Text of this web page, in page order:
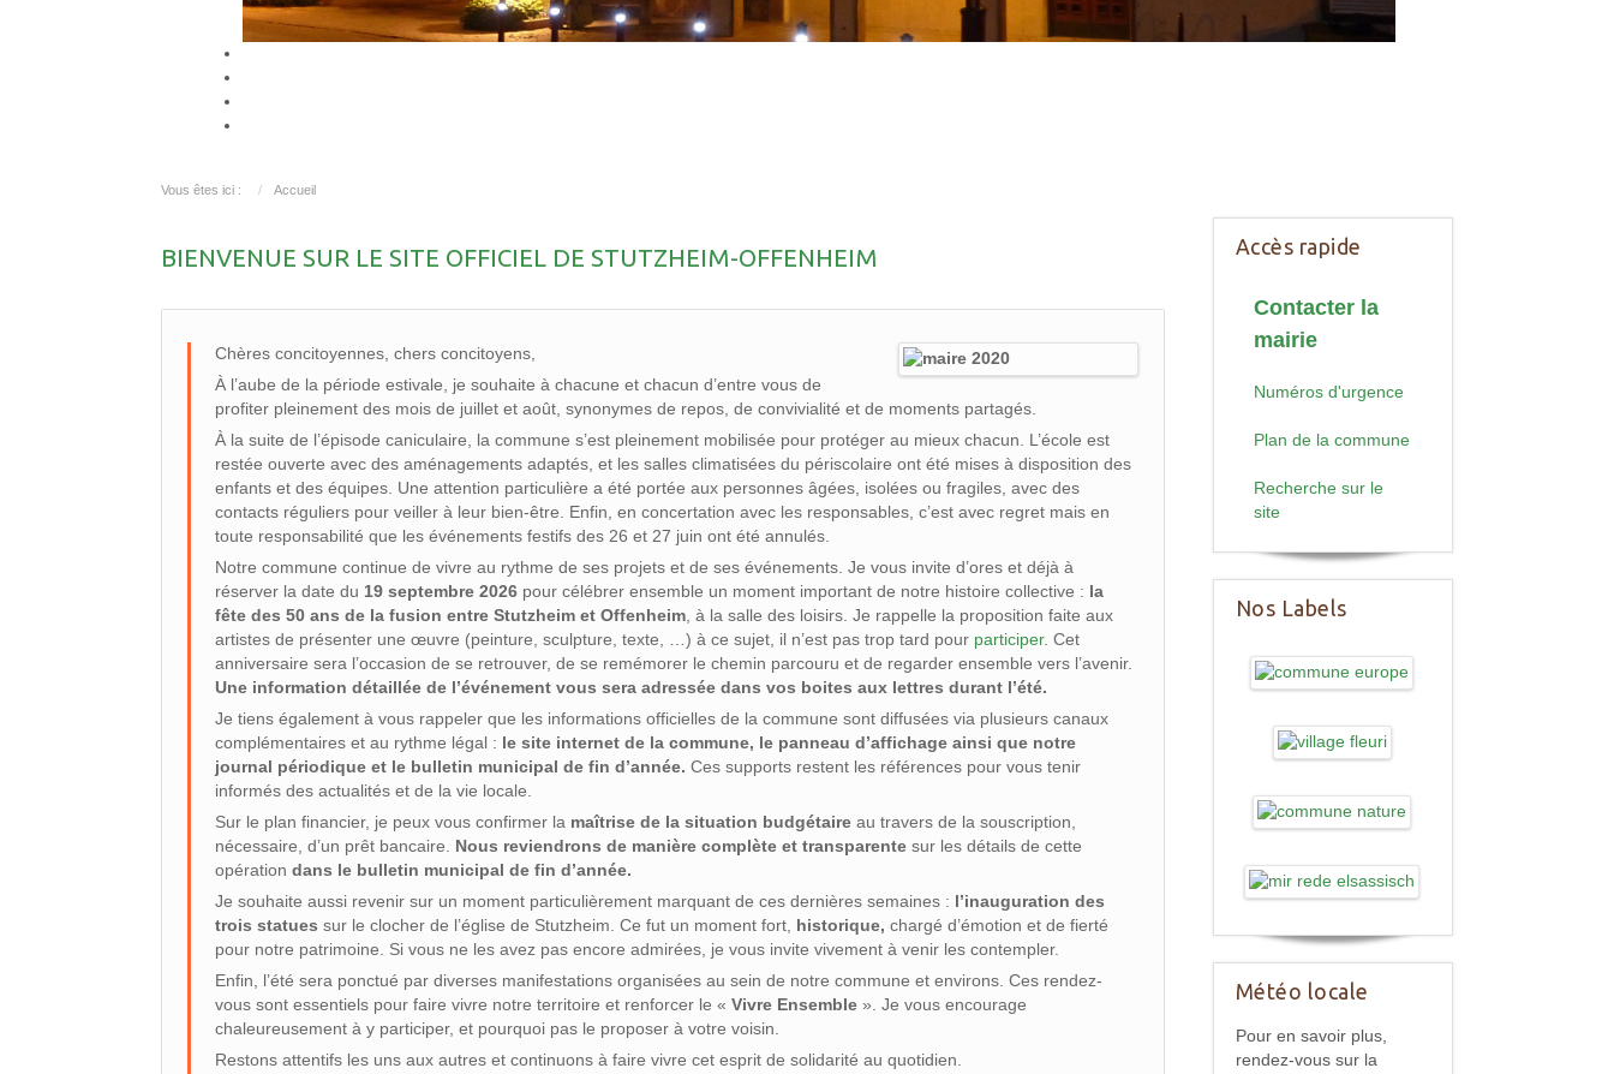
Vous êtes ici : Accueil
Accès rapide
Contacter la
mairie
Numéros d'urgence
Plan de la commune
Recherche sur le
site
Nos Labels
Météo locale
Pour en savoir plus,
rendez-vous sur la
BIENVENUE SUR LE SITE OFFICIEL DE STUTZHEIM-OFFENHEIM
Chères concitoyennes, chers concitoyens,
À l’aube de la période estivale, je souhaite à chacune et chacun d’entre vous de
profiter pleinement des mois de juillet et août, synonymes de repos, de convivialité et de moments partagés.
À la suite de l’épisode caniculaire, la commune s’est pleinement mobilisée pour protéger au mieux chacun. L’école est
restée ouverte avec des aménagements adaptés, et les salles climatisées du périscolaire ont été mises à disposition des
enfants et des équipes. Une attention particulière a été portée aux personnes âgées, isolées ou fragiles, avec des
contacts réguliers pour veiller à leur bien-être. Enfin, en concertation avec les responsables, c’est avec regret mais en
toute responsabilité que les événements festifs des 26 et 27 juin ont été annulés.
Notre commune continue de vivre au rythme de ses projets et de ses événements. Je vous invite d’ores et déjà à
réserver la date du 19 septembre 2026 pour célébrer ensemble un moment important de notre histoire collective : la
fête des 50 ans de la fusion entre Stutzheim et Offenheim, à la salle des loisirs. Je rappelle la proposition faite aux
artistes de présenter une œuvre (peinture, sculpture, texte, …) à ce sujet, il n’est pas trop tard pour participer. Cet
anniversaire sera l’occasion de se retrouver, de se remémorer le chemin parcouru et de regarder ensemble vers l’avenir.
Une information détaillée de l’événement vous sera adressée dans vos boites aux lettres durant l’été.
Je tiens également à vous rappeler que les informations officielles de la commune sont diffusées via plusieurs canaux
complémentaires et au rythme légal : le site internet de la commune, le panneau d’affichage ainsi que notre
journal périodique et le bulletin municipal de fin d’année. Ces supports restent les références pour vous tenir
informés des actualités et de la vie locale.
Sur le plan financier, je peux vous confirmer la maîtrise de la situation budgétaire au travers de la souscription,
nécessaire, d’un prêt bancaire. Nous reviendrons de manière complète et transparente sur les détails de cette
opérationdans le bulletin municipal de fin d’année.
Je souhaite aussi revenir sur un moment particulièrement marquant de ces dernières semaines :
l’inauguration des
trois statues sur le clocher de l’église de Stutzheim. Ce fut un moment fort, historique, chargé d’émotion et de fierté
pour notre patrimoine. Si vous ne les avez pas encore admirées, je vous invite vivement à venir les contempler.
Enfin, l’été sera ponctué par diverses manifestations organisées au sein de notre commune et environs. Ces rendez-
vous sont essentiels pour faire vivre notre territoire et renforcer le «Vivre Ensemble ». Je vous encourage
chaleureusement à y participer, et pourquoi pas le proposer à votre voisin.
Restons attentifs les uns aux autres et continuons à faire vivre cet esprit de solidarité au quotidien.